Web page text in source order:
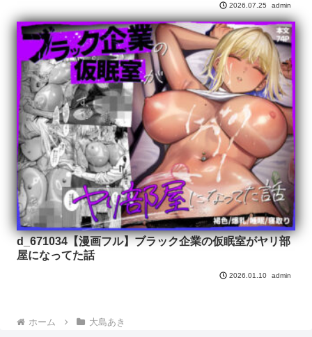
2026.07.25 admin
d_671034【漫画フル】ブラック企業の仮眠室がヤリ部
屋になってた話
2026.01.10 admin
ホーム 大島あき